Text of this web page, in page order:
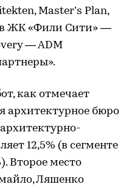
Master’s Plan,
в ЖК «Фили Сити» —
— ADM
как отмечает
архитектурное бюро
архитектурно-
12,5% (в сегменте
Второе место
Ляшенко